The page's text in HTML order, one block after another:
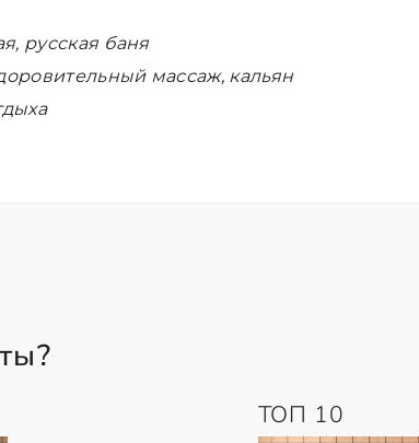
русская баня
массаж, кальян
ТОП 10